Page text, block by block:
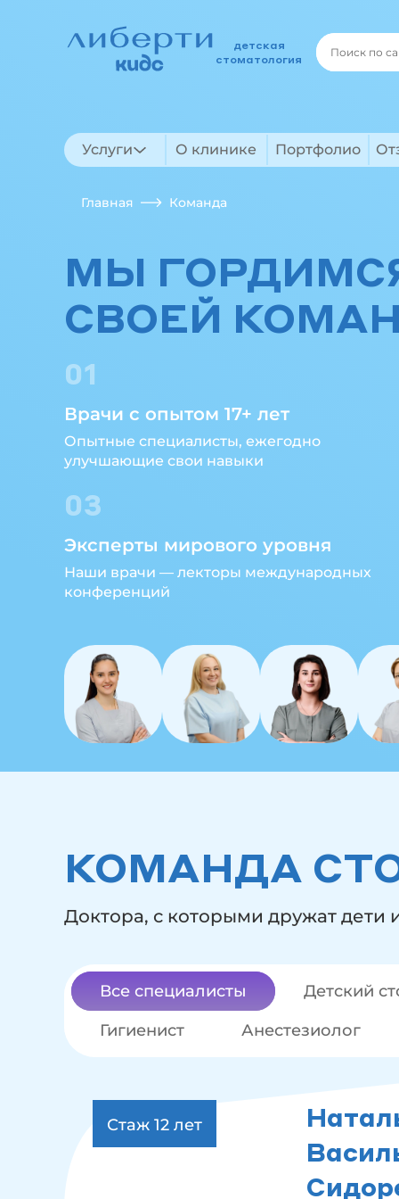
детская
стоматология
Услуги О клинике Портфолио
Главная Команда
МЫ
СВОЕЙ
01
Врачи с опытом 17+ лет
Опытные специалисты, ежегодно
улучшающие свои навыки
03
Эксперты мирового уровня
Наши врачи — лекторы международных
конференций
КОМАНДА
Доктора, с которыми дружат дети
Все специалисты Детский
Гигиенист Анестезиолог
Стаж 12 лет